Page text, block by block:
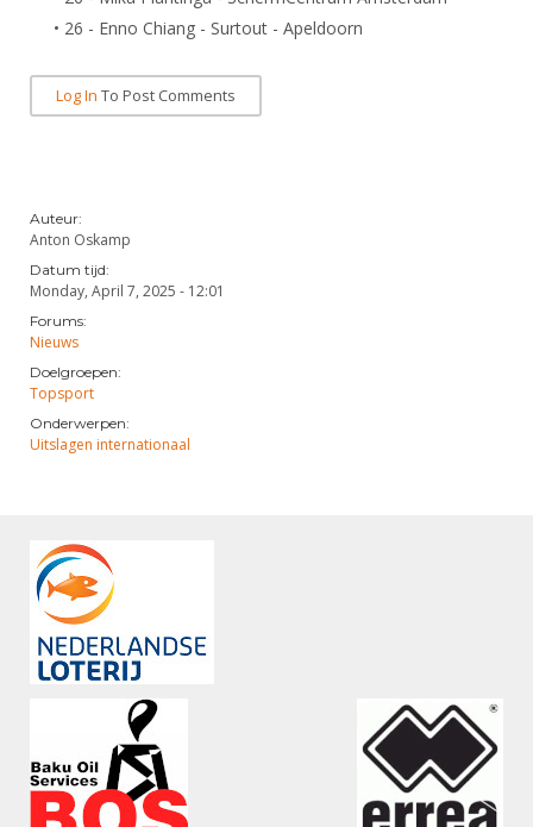
• 26 - Enno Chiang - Surtout - Apeldoorn
Log In To Post Comments
Auteur:
Anton Oskamp
Datum tijd:
Monday, April 7, 2025 - 12:01
Forums:
Nieuws
Doelgroepen:
Topsport
Onderwerpen:
Uitslagen internationaal